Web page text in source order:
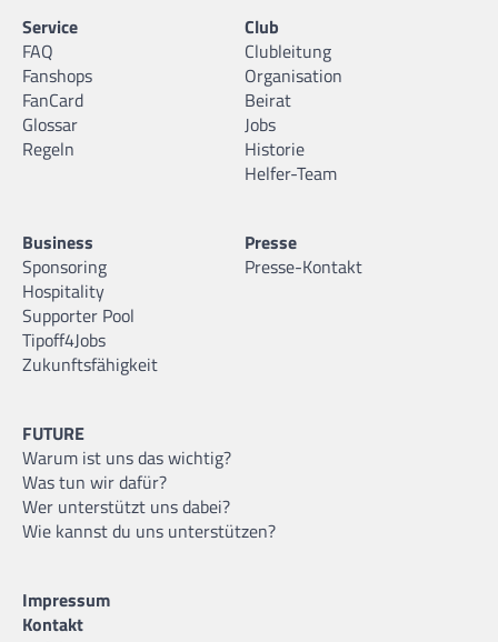
Service
FAQ
Fanshops
FanCard
Glossar
Regeln
Club
Clubleitung
Organisation
Beirat
Jobs
Historie
Helfer-Team
Business
Sponsoring
Hospitality
Supporter Pool
Tipoff4Jobs
Zukunftsfähigkeit
Presse
Presse-Kontakt
FUTURE
Warum ist uns das wichtig?
Was tun wir dafür?
Wer unterstützt uns dabei?
Wie kannst du uns unterstützen?
Impressum
Kontakt